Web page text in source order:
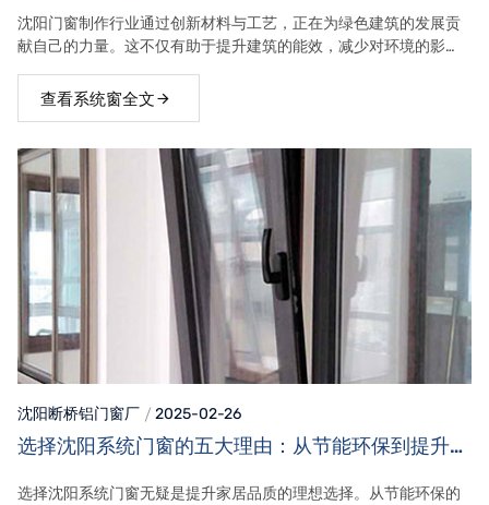
沈阳门窗制作行业通过创新材料与工艺，正在为绿色建筑的发展贡
献自己的力量。这不仅有助于提升建筑的能效，减少对环境的影
查看系统窗全文
沈阳断桥铝门窗厂 2025-02-26
选择沈阳系统门窗的五大理由：从节能环保到提升房
选择沈阳系统门窗无疑是提升家居品质的理想选择。从节能环保的